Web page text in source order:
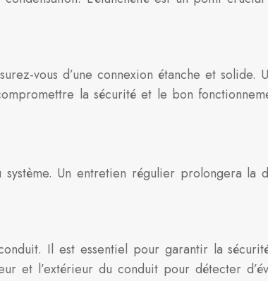
vous d’une connexion étanche et solide.
la sécurité et le bon
Un entretien régulier prolongera
Il est essentiel pour garantir la
et l’extérieur du conduit pour détecter